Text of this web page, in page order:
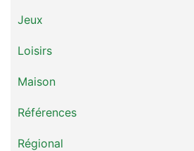
Jeux
Loisirs
Maison
Références
Régional